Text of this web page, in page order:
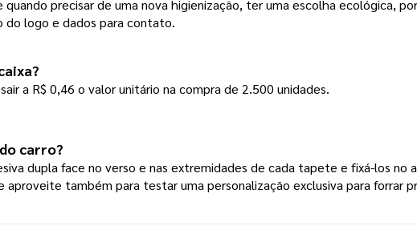
precisar de uma nova higienização, ter uma escolha ecológica,
do logo e dados para contato.
a R$ 0,46 o valor unitário na compra de 2.500 unidades.
carro?
dupla face no verso e nas extremidades de cada tapete e fixá-los no
também para testar uma personalização exclusiva para forrar